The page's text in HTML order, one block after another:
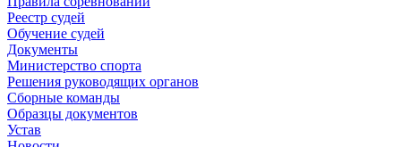
Реестр судей
Обучение судей
Документы
Министерство спорта
Решения руководящих органов
Сборные команды
Образцы документов
Устав